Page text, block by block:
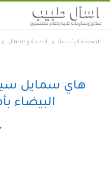
الصفحة الرئيسية الصحة و الجمال
البيضاء